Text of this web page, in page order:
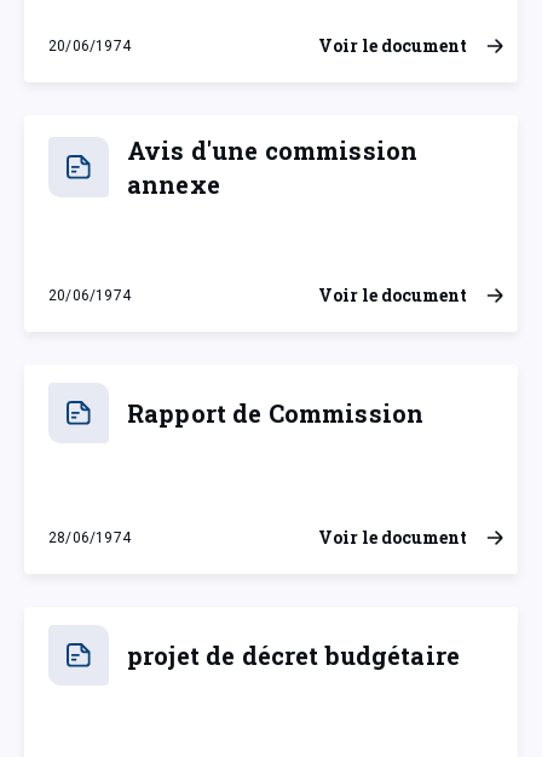
20/06/1974
jeudi 20 juin 1974
Voir le document
Avis d'une commission
annexe
20/06/1974
jeudi 20 juin 1974
Voir le document
Rapport de Commission
28/06/1974
vendredi 28 juin 1974
Voir le document
projet de décret budgétaire